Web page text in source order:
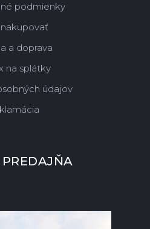
podmienky
a doprava
na splátky
údajov